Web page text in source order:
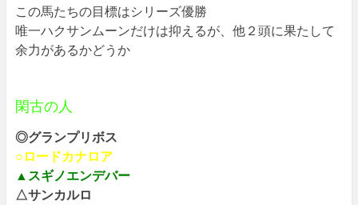
この馬たちの目標はシリーズ優勝
唯一ハクサンムーンだけは抑えるが、他２頭に果たして
余力があるかどうか
閑古の人
◎グランプリボス
○ロードカナロア
▲スギノエンデバー
△サンカルロ